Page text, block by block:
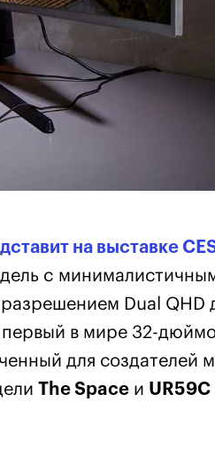
на выставке
c
Dual QHD
первый в мире 32-
для создателей
The Space и UR59C